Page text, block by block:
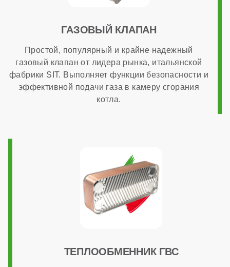
ГАЗОВЫЙ КЛАПАН
Простой, популярный и крайне надежный
газовый клапан от лидера рынка, итальянской
фабрики SIT. Выполняет функции безопасности и
эффективной подачи газа в камеру сгорания
котла.
ТЕПЛООБМЕННИК ГВС